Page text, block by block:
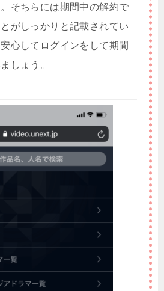
そちらには期間中の解約で
がしっかりと記載されてい
心してログインをして期間
しょう。